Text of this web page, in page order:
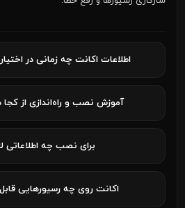
اطلاعات اکانت چه زمانی در
آموزش نصب و راه‌اندازی از
برای نصب چه اطلاعاتی
اکانت روی چه رسیورهایی